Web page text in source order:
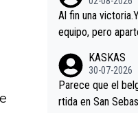
Al fin una
equipo, pero
es.La única buena
ebastian.Si en la
ener alguna
KASKAS
30-07-2026
Parece que el
rtida en San